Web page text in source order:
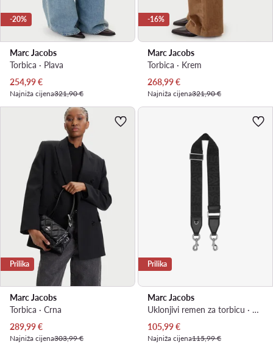
-20%
Marc Jacobs
Torbica · Plava
Trenutna cijena
254,99€
Najniža cijena321,90 €
-16%
Marc Jacobs
Torbica · Krem
Trenutna cijena
268,99€
Najniža cijena321,90 €
Prilika
Marc Jacobs
Torbica · Crna
Trenutna cijena
289,99€
Najniža cijena303,99 €
Prilika
Marc Jacobs
Uklonjivi remen za torbicu · Crna
Trenutna cijena
105,99€
Najniža cijena115,99 €